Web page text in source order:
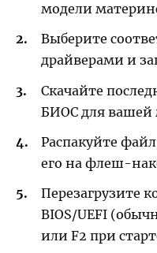
модели
Выберите
драйверами и
Скачайте
БИОС для вашей
Распакуйте
его на флеш-
Перезагрузите
BIOS/UEFI
или F2 при